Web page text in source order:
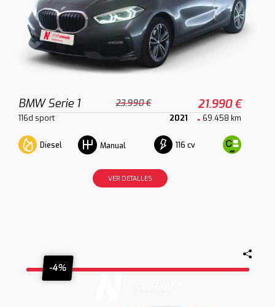
BMW Serie 1 23.990 € 21.990 €
116d sport 2021 69.458 km
Diesel Manual 116 cv
VER DETALLES
-4%